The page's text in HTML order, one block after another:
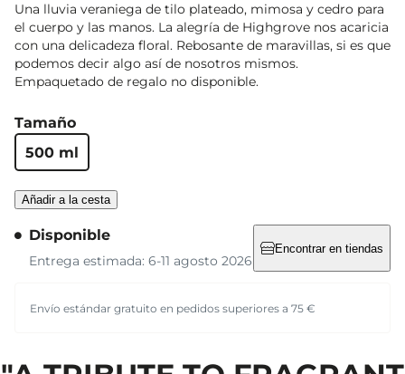
Una lluvia veraniega de tilo plateado, mimosa y cedro para
el cuerpo y las manos. La alegría de Highgrove nos acaricia
con una delicadeza floral. Rebosante de maravillas, si es que
podemos decir algo así de nosotros mismos.
Empaquetado de regalo no disponible.
Tamaño
500 ml
Añadir a la cesta
Disponible
Entrega estimada: 6-11 agosto 2026
Encontrar en tiendas
Envío estándar gratuito en pedidos superiores a 75 €